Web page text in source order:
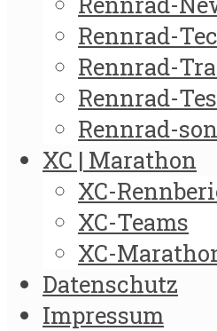
Rennrad-
Rennrad-
Rennrad-
Rennrad-
XC | Marathon
XC-
XC-Teams
XC-
Datenschutz
Impressum